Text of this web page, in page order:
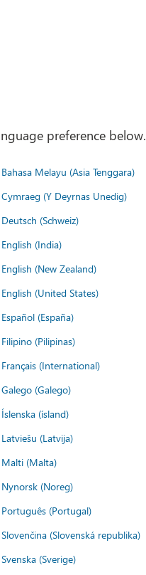
preference below.
Bahasa Melayu (Asia Tenggara)
Cymraeg (Y Deyrnas Unedig)
Deutsch (Schweiz)
English (India)
English (New Zealand)
English (United States)
Español (España)
Filipino (Pilipinas)
Français (International)
Galego (Galego)
Íslenska (ísland)
Latviešu (Latvija)
Malti (Malta)
Nynorsk (Noreg)
Português (Portugal)
Slovenčina (Slovenská republika)
Svenska (Sverige)